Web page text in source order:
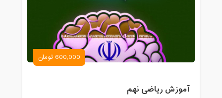
600,000 تومان
آموزش ریاضی نهم